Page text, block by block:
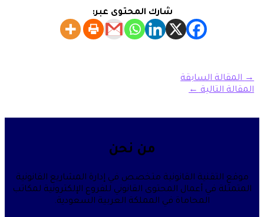
شارك المحتوى عبر:
→المقالة السابقة
المقالة التالية←
من نحن
موقع التقنية القانونية متخصص في إدارة المشاريع القانونية
المتمثلة في أعمال المحتوى القانوني للفروع الإلكترونية لمكاتب
المحاماة في المملكة العربية السعودية.